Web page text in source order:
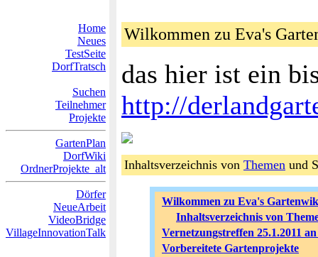
Home
Neues
TestSeite
DorfTratsch
Suchen
Teilnehmer
Projekte
GartenPlan
DorfWiki
OrdnerProjekte_alt
Dörfer
NeueArbeit
VideoBridge
VillageInnovationTalk
Wilkommen zu Eva's
das hier ist ein
http://
Inhaltsverzeichnis von Themen und
Wilkommen zu Eva's
Inhaltsverzeichnis von
Vernetzungstreffen 25.1.2011
Vorbereitete Gartenprojekte